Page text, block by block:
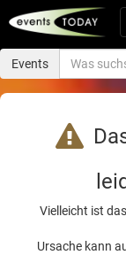
Events
Vielleicht ist
Ursache kann